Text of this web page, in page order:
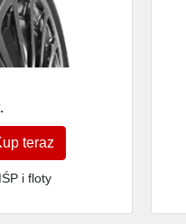
teraz
i floty